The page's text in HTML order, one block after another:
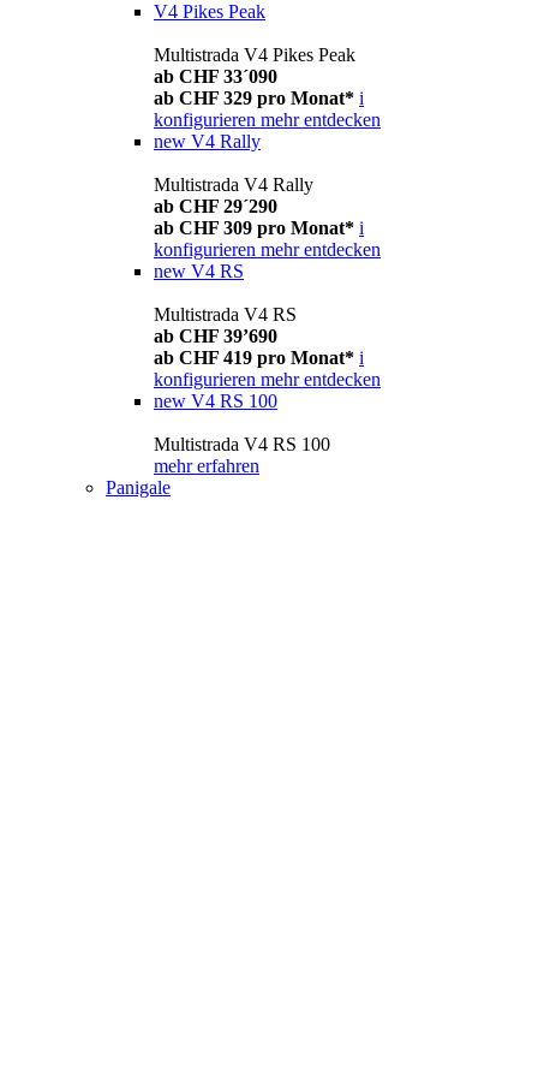
V4 Pikes Peak
Multistrada V4 Pikes Peak
ab CHF 33´090
ab CHF 329 pro Monat* i
konfigurieren mehr entdecken
new V4 Rally
Multistrada V4 Rally
ab CHF 29´290
ab CHF 309 pro Monat* i
konfigurieren mehr entdecken
new V4 RS
Multistrada V4 RS
ab CHF 39’690
ab CHF 419 pro Monat* i
konfigurieren mehr entdecken
new V4 RS 100
Multistrada V4 RS 100
mehr erfahren
Panigale